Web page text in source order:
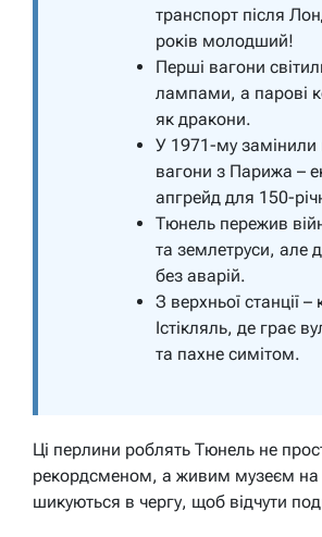
транспорт після
років молодший!
Перші вагони
лампами, а парові
як дракони.
У 1971-му замінили
вагони з Парижа –
апгрейд для 150-
Тюнель пережив
та землетруси, але
без аварій.
З верхньої станції –
Істікляль, де грає
та пахне симітом.
Ці перлини роблять Тюнель не
рекордсменом, а живим музеєм на
шикуються в чергу, щоб відчути